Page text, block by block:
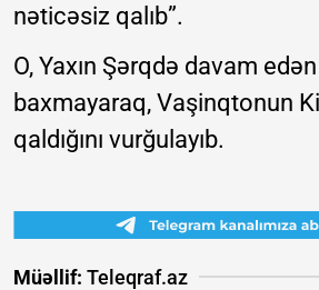
nəticəsiz qalıb”.
O, Yaxın Şərqdə davam
baxmayaraq, Vaşinqtonun
qaldığını vurğulayıb.
Müəllif: Teleqraf.az